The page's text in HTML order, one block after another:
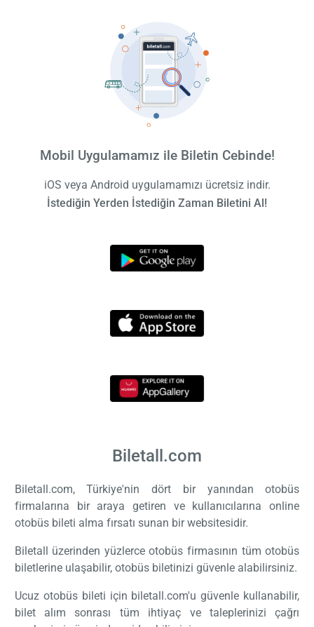
Mobil Uygulamamız ile Biletin Cebinde!
iOS veya Android uygulamamızı ücretsiz indir.
İstediğin Yerden İstediğin Zaman Biletini Al!
Biletall.com
Biletall.com, Türkiye'nin dört bir yanından otobüs
firmalarına bir araya getiren ve kullanıcılarına online
otobüs bileti alma fırsatı sunan bir websitesidir.
Biletall üzerinden yüzlerce otobüs firmasının tüm otobüs
biletlerine ulaşabilir, otobüs biletinizi güvenle alabilirsiniz.
Ucuz otobüs bileti için biletall.com'u güvenle kullanabilir,
bilet alım sonrası tüm ihtiyaç ve taleplerinizi çağrı